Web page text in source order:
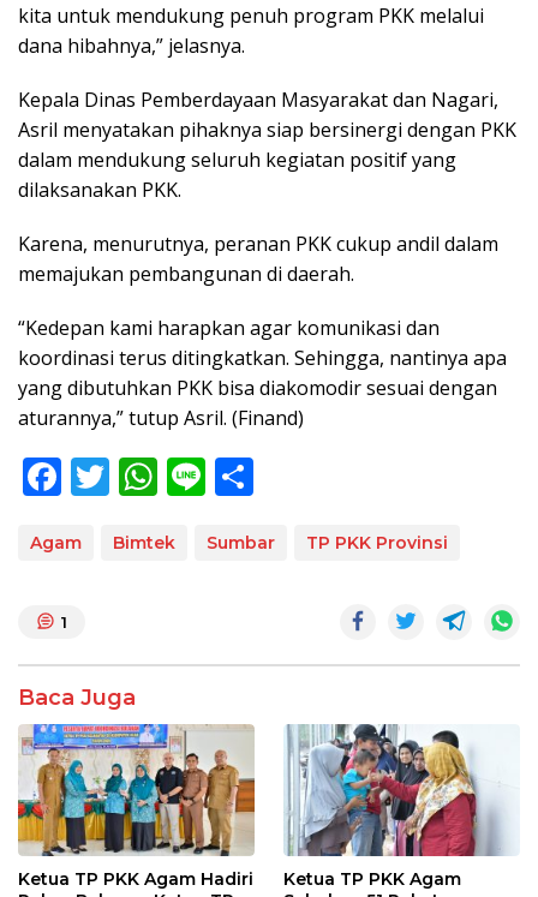
kita untuk mendukung penuh program PKK melalui
dana hibahnya,” jelasnya.
Kepala Dinas Pemberdayaan Masyarakat dan Nagari,
Asril menyatakan pihaknya siap bersinergi dengan PKK
dalam mendukung seluruh kegiatan positif yang
dilaksanakan PKK.
Karena, menurutnya, peranan PKK cukup andil dalam
memajukan pembangunan di daerah.
“Kedepan kami harapkan agar komunikasi dan
koordinasi terus ditingkatkan. Sehingga, nantinya apa
yang dibutuhkan PKK bisa diakomodir sesuai dengan
aturannya,” tutup Asril. (Finand)
F
e
o
o
k
T
itt
W
at
p
Li
e ar
Agam Bimtek Sumbar TP PKK Provinsi
1
Baca Juga
Ketua TP PKK Agam Hadiri
Ketua TP PKK Agam